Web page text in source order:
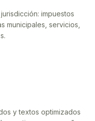
impuestos
municipales, servicios,
y textos optimizados